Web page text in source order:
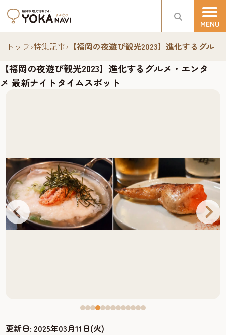
トップ›特集記事› 【福岡の夜遊び観光2023】進化するグル
【福岡の夜遊び観光2023】進化するグルメ・エンタ
メ 最新ナイトタイムスポット
更新日:2025年03月11日(火)